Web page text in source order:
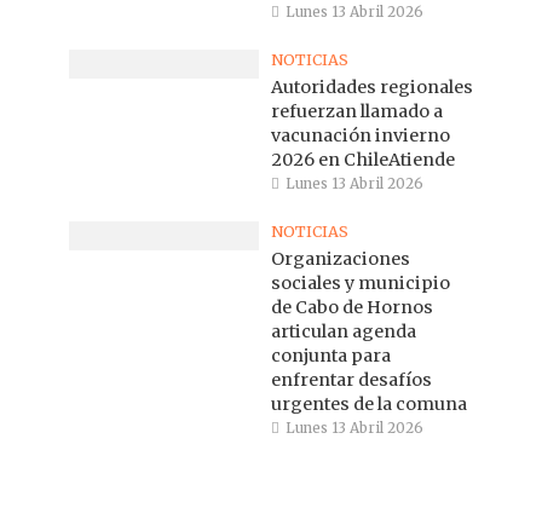
Lunes 13 Abril 2026
NOTICIAS
Autoridades regionales
refuerzan llamado a
vacunación invierno
2026 en ChileAtiende
Lunes 13 Abril 2026
NOTICIAS
Organizaciones
sociales y municipio
de Cabo de Hornos
articulan agenda
conjunta para
enfrentar desafíos
urgentes de la comuna
Lunes 13 Abril 2026